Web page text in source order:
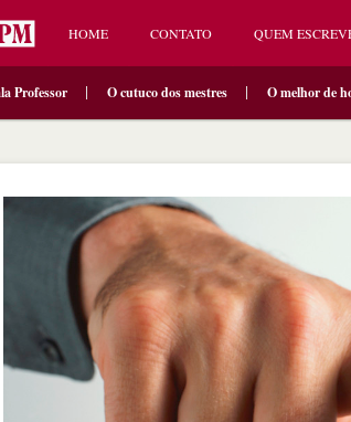
HOME CONTATO QUEM
Professor O cutuco dos mestres O melhor de